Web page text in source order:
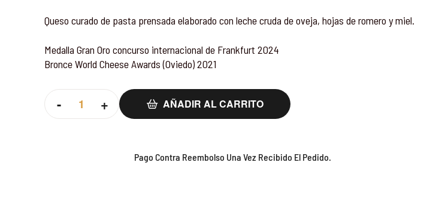
Queso curado de pasta prensada elaborado con leche cruda de oveja, hojas de romero y miel.
Medalla Gran Oro concurso internacional de Frankfurt 2024
Bronce World Cheese Awards (Oviedo) 2021
- + AÑADIR AL CARRITO
Pago Contra Reembolso Una Vez Recibido El Pedido.